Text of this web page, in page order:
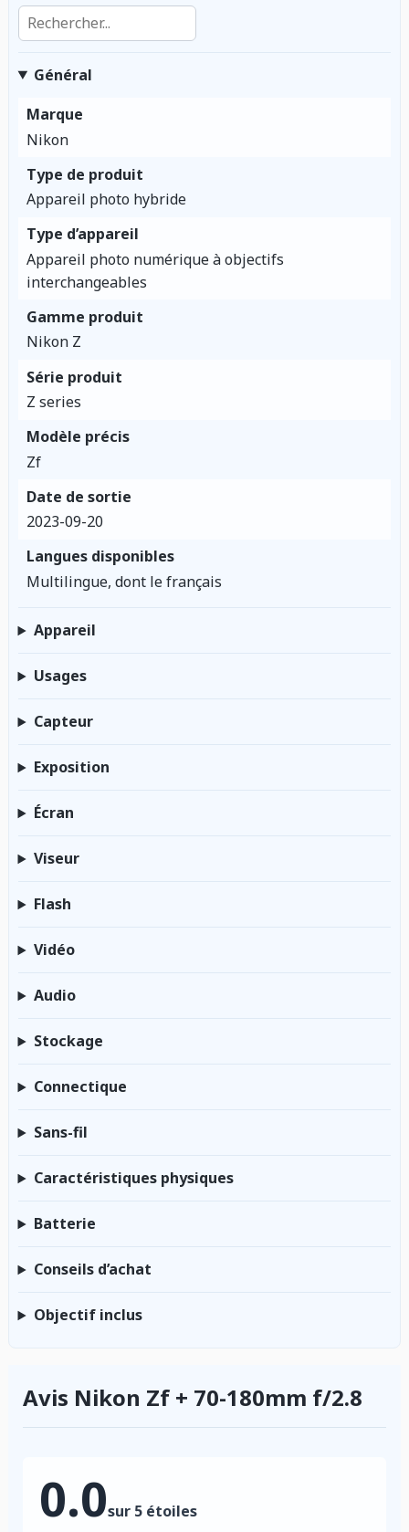
Rechercher dans les caractéristiques
Général
Marque
Nikon
Type de produit
Appareil photo hybride
Type d’appareil
Appareil photo numérique à objectifs
interchangeables
Gamme produit
Nikon Z
Série produit
Z series
Modèle précis
Zf
Date de sortie
2023-09-20
Langues disponibles
Multilingue, dont le français
Appareil
Usages
Capteur
Exposition
Écran
Viseur
Flash
Vidéo
Audio
Stockage
Connectique
Sans-fil
Caractéristiques physiques
Batterie
Conseils d’achat
Objectif inclus
Avis Nikon Zf + 70-180mm f/2.8
0.0sur 5 étoiles